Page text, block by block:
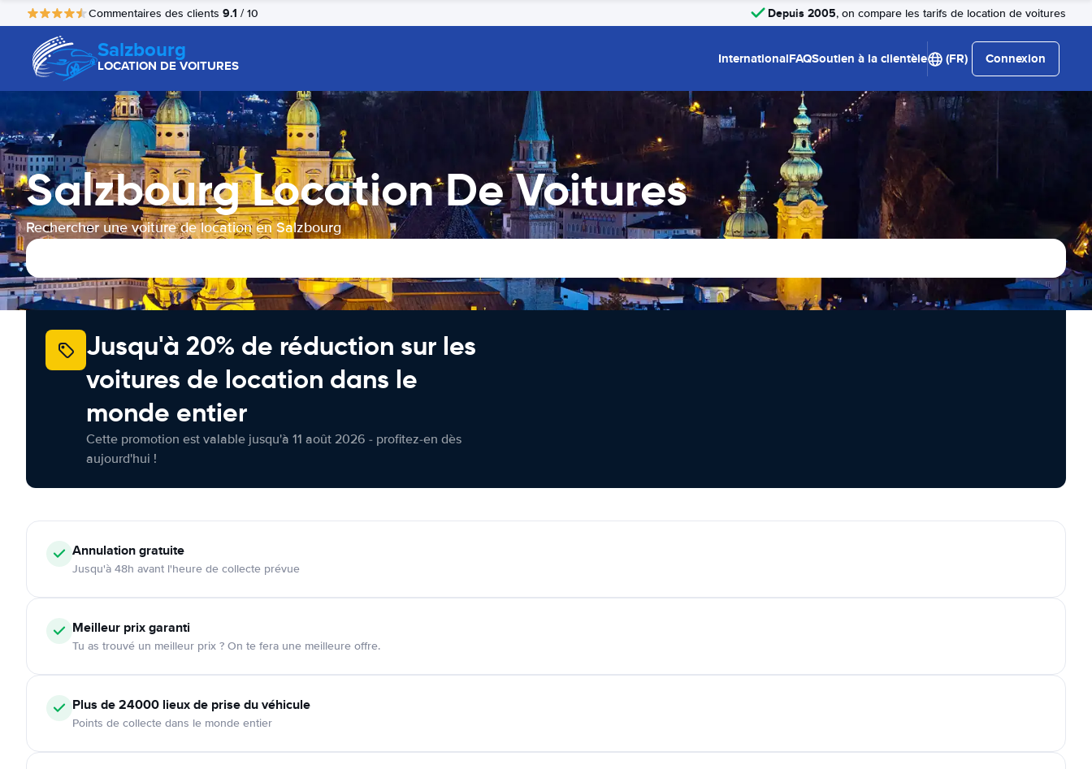
Commentaires des clients 9.1 / 10 Depuis 2005, on compare les tarifs de location de voitures
Salzbourg
LOCATION DE VOITURES InternationalFAQSoutien à la clientèle (FR) Connexion
Salzbourg Location De Voitures
Rechercher une voiture de location en Salzbourg
Jusqu'à 20% de réduction sur les
voitures de location dans le
monde entier
Cette promotion est valable jusqu'à 11 août 2026 - profitez-en dès
aujourd'hui !
Annulationgratuite
Jusqu'à 48h avant l'heure de collecte prévue
Meilleur prix garanti
Tu as trouvé un meilleur prix ? On te fera une meilleure offre.
Plus de 24000 lieux de prise du véhicule
Points de collecte dans le monde entier